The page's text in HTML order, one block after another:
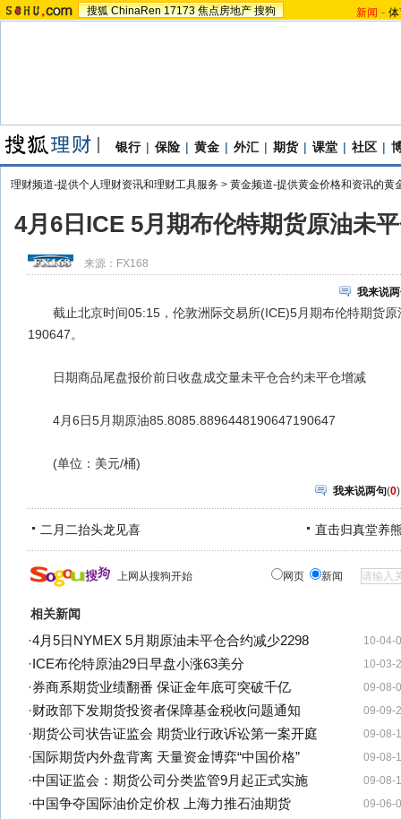
搜狐 ChinaRen 17173 焦点房地产 搜狗 新闻 -
银行 | 保险 | 黄金 | 外汇 | 期货 | 课堂 | 社区 |
理财频道-提供个人理财资讯和理财工具服务 > 黄金频道-提供黄金价格和资讯的黄
4月6日ICE 5月期布伦特期货原油未
来源： FX168
我来说
截止北京时间05:15，伦敦洲际交易所(ICE)5月期布伦特期货原
190647。
日期商品尾盘报价前日收盘成交量未平仓合约未平仓增减
4月6日5月期原油85.8085.8896448190647190647
(单位：美元/桶)
我来说两句(0)
二月二抬头龙见喜 直击归真堂养
上网从搜狗开始 网页 新闻
相关新闻
10-04-
·4月5日NYMEX 5月期原油未平仓合约减少2298
10-03-
· ICE布伦特原油29日早盘小涨63美分
09-08-
·券商系期货业绩翻番 保证金年底可突破千亿
09-09-
·财政部下发期货投资者保障基金税收问题通知
09-08-
·期货公司状告证监会 期货业行政诉讼第一案开庭
09-08-
· 国际期货内外盘背离 天量资金博弈“中国价格”
09-08-
·中国证监会：期货公司分类监管9月起正式实施
09-06-
·中国争夺国际油价定价权 上海力推石油期货